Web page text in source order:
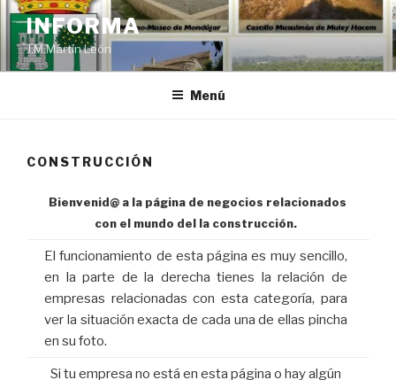
Saltar
contenido
INFORMA
J.M.Martín León
Menú
CONSTRUCCIÓN
Bienvenid@ a la página de negocios relacionados
con el mundo del la construcción.
El funcionamiento de esta página es muy sencillo,
en la parte de la derecha tienes la relación de
empresas relacionadas con esta categoría, para
ver la situación exacta de cada una de ellas pincha
en su foto.
Si tu empresa no está en esta página o hay algún